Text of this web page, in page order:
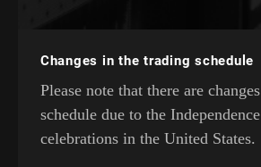
Changes in the trading schedule
Please note that there are
schedule due to the
celebrations in the United States.